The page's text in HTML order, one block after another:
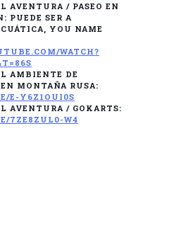
AVENTURA / PASEO EN
PUEDE SER A
YOU NAME
WATCH?
AMBIENTE DE
MONTAÑA RUSA:
E-Y6Z1OUI0S
AVENTURA / GOKARTS:
7ZE8ZUL0-W4